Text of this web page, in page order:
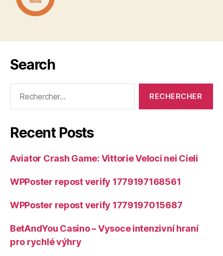
Search
Recent Posts
Aviator Crash Game: Vittorie Veloci nei Cieli
WPPoster repost verify 1779197168561
WPPoster repost verify 1779197015687
BetAndYou Casino – Vysoce intenzivní hraní
pro rychlé výhry